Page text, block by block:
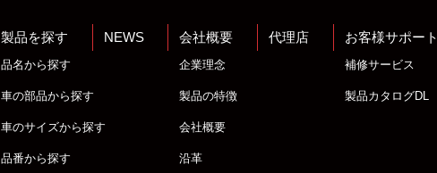
製品を探す
品名から探す
車の部品から探す
車のサイズから探す
品番から探す
NEWS 会社概要
企業理念
製品の特徴
会社概要
沿革
代理店 お客様サポート
補修サービス
製品カタログDL